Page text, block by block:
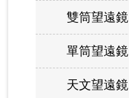
雙筒望遠鏡
單筒望遠鏡
天文望遠鏡